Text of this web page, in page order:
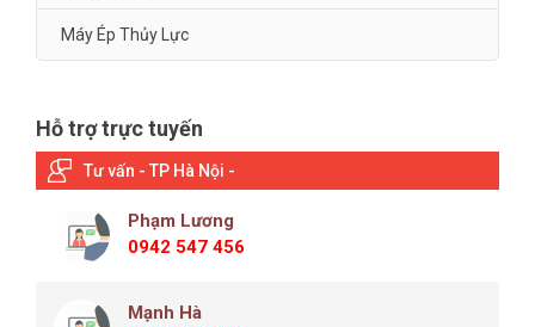
Máy Ép Thủy Lực
Hỗ trợ trực tuyến
Tư vấn - TP Hà Nội -
Phạm Lương
0942 547 456
Mạnh Hà